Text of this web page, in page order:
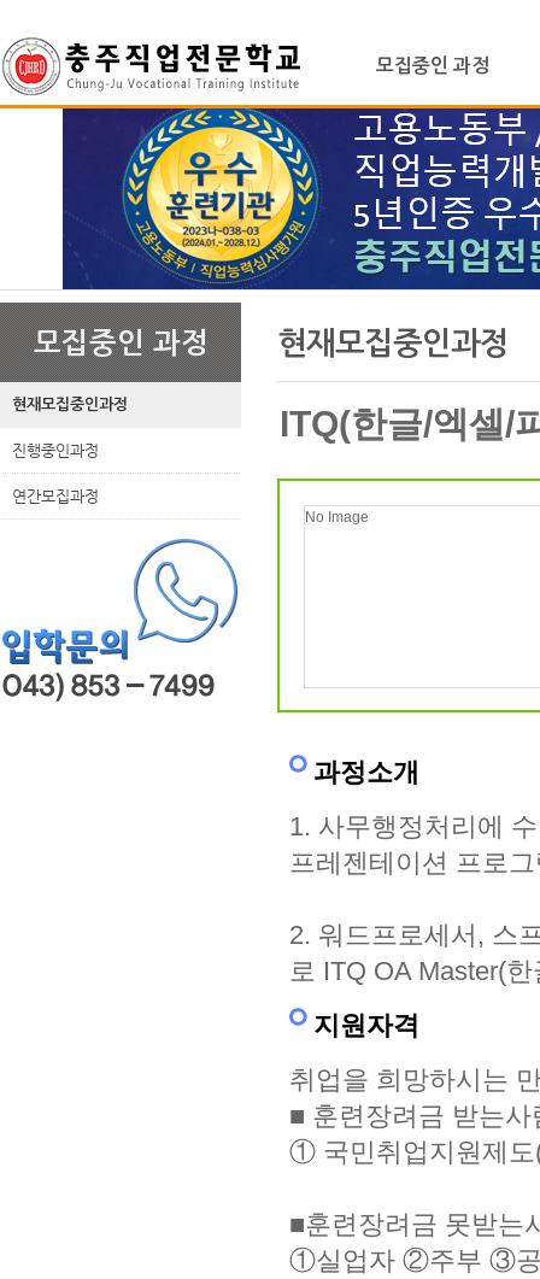
링
크
메
인
메
뉴
모집중인 과정
본
하
모집중인 과정
현재모집중인과정
진행중인과정
연간모집과정
링
본
현재모집중인과정
ITQ(한글/엑셀/
No Image
과정소개
1. 사무행정처리에
프레젠테이션 프로
2. 워드프로세서, 스
로 ITQ OA Master(
지원자격
취업을 희망하시는
■ 훈련장려금 받는사
① 국민취업지원제도
■훈련장려금 못받는
①실업자 ②주부 ③공